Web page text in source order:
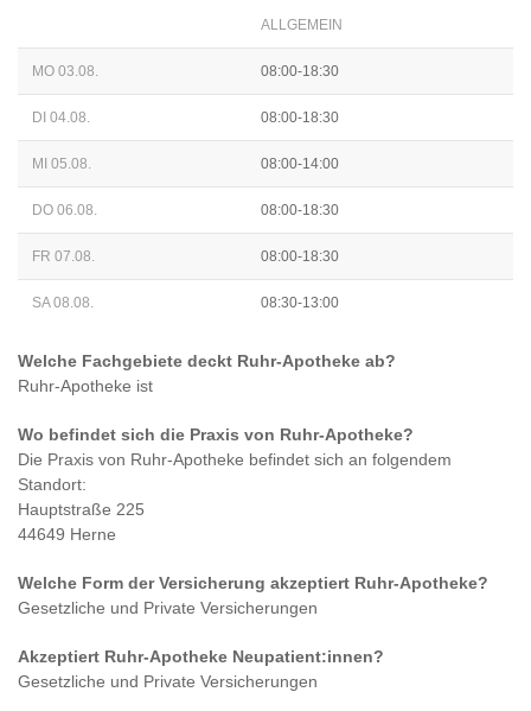
ALLGEMEIN
MO 03.08. 08:00-18:30
DI 04.08. 08:00-18:30
MI 05.08. 08:00-14:00
DO 06.08. 08:00-18:30
FR 07.08. 08:00-18:30
SA 08.08. 08:30-13:00
Welche Fachgebiete deckt Ruhr-Apotheke ab?
Ruhr-Apotheke ist
Wo befindet sich die Praxis von Ruhr-Apotheke?
Die Praxis von Ruhr-Apotheke befindet sich an folgendem
Standort:
Hauptstraße 225
44649 Herne
Welche Form der Versicherung akzeptiert Ruhr-Apotheke?
Gesetzliche und Private Versicherungen
Akzeptiert Ruhr-Apotheke Neupatient:innen?
Gesetzliche und Private Versicherungen